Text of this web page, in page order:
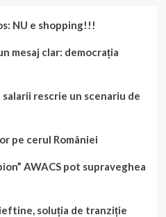
NU e shopping!!!
mesaj clar: democrația
rescrie un scenariu de
pe cerul României
AWACS pot supraveghea
soluția de tranziție